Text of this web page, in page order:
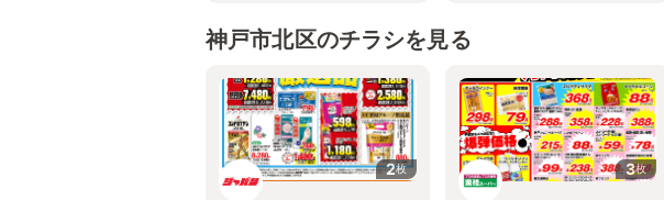
神戸市北区のチラシを見る
2枚 3枚